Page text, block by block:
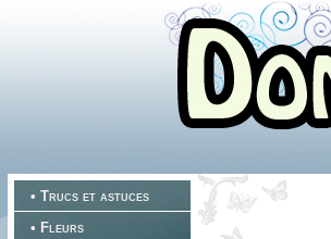
• Trucs et astuces
• Fleurs